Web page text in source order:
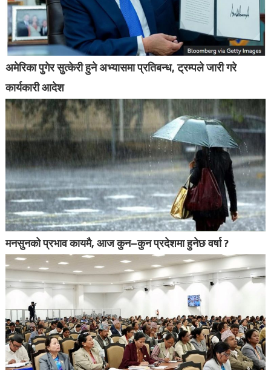
अमेरिका पुगेर सुत्केरी हुने अभ्यासमा प्रतिबन्ध, ट्रम्पले जारी गरे
कार्यकारी आदेश
मनसुनको प्रभाव कायमै, आज कुन–कुन प्रदेशमा हुनेछ वर्षा ?